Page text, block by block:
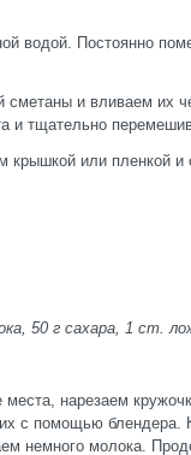
водой. Постоянно
сметаны и вливаем их
и тщательно
или пленкой и
50 г сахара, 1 ст.
нарезаем
с помощью блендера.
немного молока.